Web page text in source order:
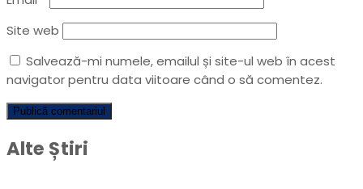
Site web
Salvează-mi numele, emailul și site-ul web în acest
navigator pentru data viitoare când o să comentez.
Alte Știri